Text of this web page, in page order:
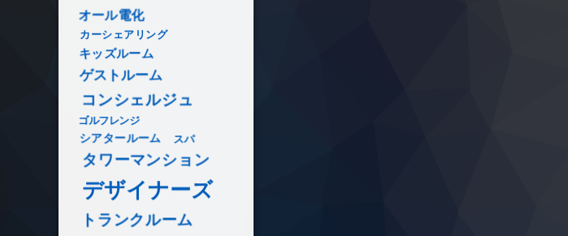
オール電化
カーシェアリング
キッズルーム
ゲストルーム
コンシェルジュ
ゴルフレンジ
シアタールーム スパ
タワーマンション
デザイナーズ
トランクルーム